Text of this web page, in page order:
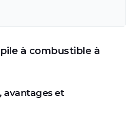
à combustible à
avantages et